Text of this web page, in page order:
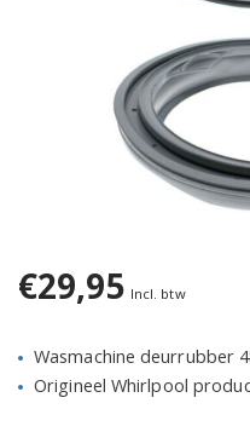
€29,95 Incl. btw
Wasmachine deurrubber
Origineel Whirlpool